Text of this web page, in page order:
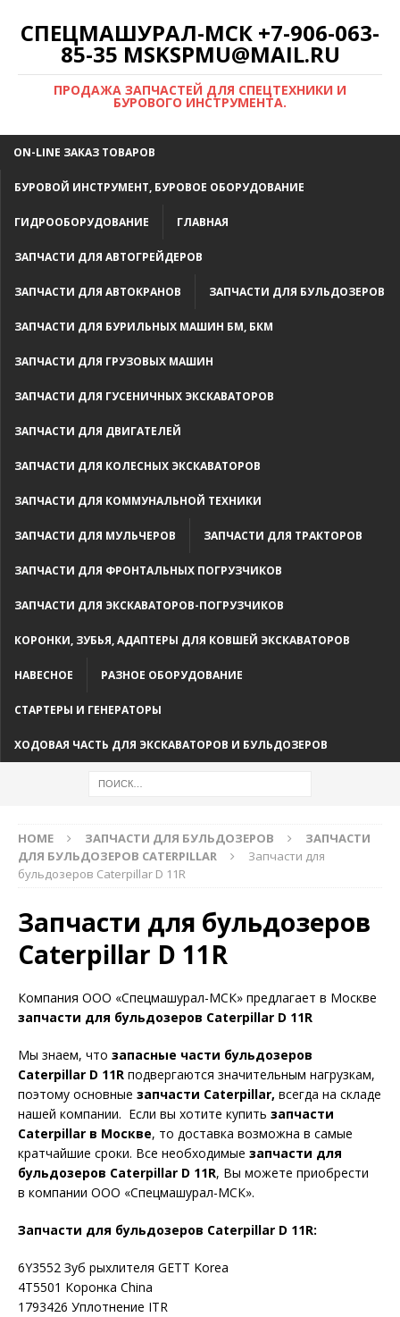
СПЕЦМАШУРАЛ-МСК +7-906-063-
85-35 MSKSPMU@MAIL.RU
ПРОДАЖА ЗАПЧАСТЕЙ ДЛЯ СПЕЦТЕХНИКИ И
БУРОВОГО ИНСТРУМЕНТА.
ON-LINE ЗАКАЗ ТОВАРОВ
БУРОВОЙ ИНСТРУМЕНТ, БУРОВОЕ ОБОРУДОВАНИЕ
ГИДРООБОРУДОВАНИЕ ГЛАВНАЯ
ЗАПЧАСТИ ДЛЯ АВТОГРЕЙДЕРОВ
ЗАПЧАСТИ ДЛЯ АВТОКРАНОВ ЗАПЧАСТИ ДЛЯ БУЛЬДОЗЕРОВ
ЗАПЧАСТИ ДЛЯ БУРИЛЬНЫХ МАШИН БМ, БКМ
ЗАПЧАСТИ ДЛЯ ГРУЗОВЫХ МАШИН
ЗАПЧАСТИ ДЛЯ ГУСЕНИЧНЫХ ЭКСКАВАТОРОВ
ЗАПЧАСТИ ДЛЯ ДВИГАТЕЛЕЙ
ЗАПЧАСТИ ДЛЯ КОЛЕСНЫХ ЭКСКАВАТОРОВ
ЗАПЧАСТИ ДЛЯ КОММУНАЛЬНОЙ ТЕХНИКИ
ЗАПЧАСТИ ДЛЯ МУЛЬЧЕРОВ ЗАПЧАСТИ ДЛЯ ТРАКТОРОВ
ЗАПЧАСТИ ДЛЯ ФРОНТАЛЬНЫХ ПОГРУЗЧИКОВ
ЗАПЧАСТИ ДЛЯ ЭКСКАВАТОРОВ-ПОГРУЗЧИКОВ
КОРОНКИ, ЗУБЬЯ, АДАПТЕРЫ ДЛЯ КОВШЕЙ ЭКСКАВАТОРОВ
НАВЕСНОЕ РАЗНОЕ ОБОРУДОВАНИЕ
СТАРТЕРЫ И ГЕНЕРАТОРЫ
ХОДОВАЯ ЧАСТЬ ДЛЯ ЭКСКАВАТОРОВ И БУЛЬДОЗЕРОВ
HOME ЗАПЧАСТИ ДЛЯ БУЛЬДОЗЕРОВ
ЗАПЧАСТИ
ДЛЯ БУЛЬДОЗЕРОВ CATERPILLAR
Запчасти для
бульдозеров Caterpillar D 11R
Запчасти для бульдозеров
Caterpillar D 11R
Компания ООО «Спецмашурал-МСК» предлагает в Москве
запчасти для бульдозеров Caterpillar D 11R
Мы знаем, что запасные части бульдозеров
Caterpillar D 11R подвергаются значительным нагрузкам,
поэтому основные запчасти Caterpillar, всегда на складе
нашей компании. Если вы хотите купить запчасти
Caterpillar в Москве, то доставка возможна в самые
кратчайшие сроки. Все необходимые запчасти для
бульдозеров Caterpillar D 11R, Вы можете приобрести
в компании ООО «Спецмашурал-МСК».
Запчасти для бульдозеров Caterpillar D 11R:
6Y3552 Зуб рыхлителя GETT Korea
4T5501 Коронка China
1793426 Уплотнение ITR